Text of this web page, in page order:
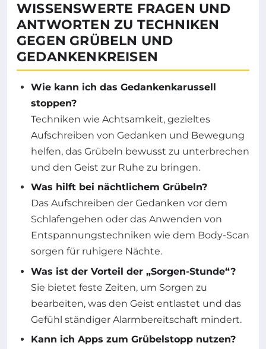
WISSENSWERTE FRAGEN UND
ANTWORTEN ZU TECHNIKEN
GEGEN GRÜBELN UND
GEDANKENKREISEN
Wie kann ich das Gedankenkarussell
stoppen?
Techniken wie Achtsamkeit, gezieltes
Aufschreiben von Gedanken und Bewegung
helfen, das Grübeln bewusst zu unterbrechen
und den Geist zur Ruhe zu bringen.
Was hilft bei nächtlichem Grübeln?
Das Aufschreiben der Gedanken vor dem
Schlafengehen oder das Anwenden von
Entspannungstechniken wie dem Body-Scan
sorgen für ruhigere Nächte.
Was ist der Vorteil der „Sorgen-Stunde“?
Sie bietet feste Zeiten, um Sorgen zu
bearbeiten, was den Geist entlastet und das
Gefühl ständiger Alarmbereitschaft mindert.
Kann ich Apps zum Grübelstopp nutzen?